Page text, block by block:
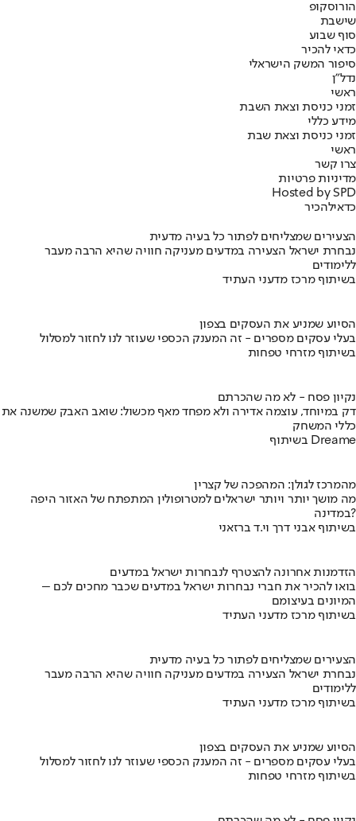
הורוסקופ
שישבת
סוף שבוע
כדאי להכיר
סיפור המשק הישראלי
נדל"ן
ראשי
זמני כניסת וצאת השבת
מידע כללי
זמני כניסת וצאת שבת
ראשי
צרו קשר
מדיניות פרטיות
Hosted by SPD
כדאילהכיר
הצעירים שמצליחים לפתור כל בעיה מדעית
נבחרת ישראל הצעירה במדעים מעניקה חוויה שהיא הרבה מעבר
ללימודים
בשיתוף מרכז מדעני העתיד
הסיוע שמניע את העסקים בצפון
בעלי עסקים מספרים - זה המענק הכספי שעוזר לנו לחזור למסלול
בשיתוף מזרחי טפחות
נקיון פסח - לא מה שהכרתם
דק במיוחד, עוצמה אדירה ולא מפחד מאף מכשול: שואב האבק שמשנה את
כללי המשחק
בשיתוף Dreame
מהמרכז לגולן: המהפכה של קצרין
מה מושך יותר ויותר ישראלים למטרופולין המתפתח של האזור היפה
במדינה?
בשיתוף אבני דרך וי.ד ברזאני
הזדמנות אחרונה להצטרף לנבחרות ישראל במדעים
בואו להכיר את חברי נבחרות ישראל במדעים שכבר מחכים לכם –
המיונים בעיצומם
בשיתוף מרכז מדעני העתיד
הצעירים שמצליחים לפתור כל בעיה מדעית
נבחרת ישראל הצעירה במדעים מעניקה חוויה שהיא הרבה מעבר
ללימודים
בשיתוף מרכז מדעני העתיד
הסיוע שמניע את העסקים בצפון
בעלי עסקים מספרים - זה המענק הכספי שעוזר לנו לחזור למסלול
בשיתוף מזרחי טפחות